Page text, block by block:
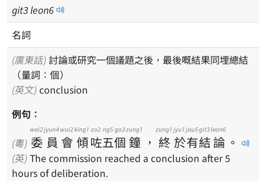
git3leon6
名詞
(廣東話)
（量詞：個）
(英文) conclusion
例句：
(粵) 委
wai2
員
jyun4
會
wui2
傾
king1
咗
zo2
五
ng5
個
go3
鐘
zung1
， 終
zung1
於
jyu1
有
jau5
結
git3
論
leon6
。
(英) The commission reached a conclusion after 5
hours of deliberation.